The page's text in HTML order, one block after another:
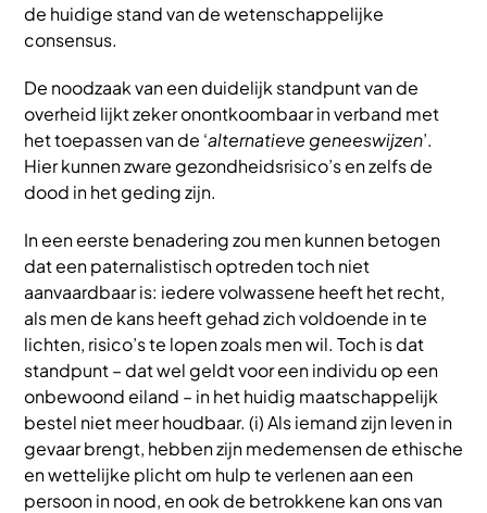
de huidige stand van de wetenschappelijke
consensus.
De noodzaak van een duidelijk standpunt van de
overheid lijkt zeker onontkoombaar in verband met
het toepassen van de ‘alternatieve geneeswijzen’.
Hier kunnen zware gezondheidsrisico’s en zelfs de
dood in het geding zijn.
In een eerste benadering zou men kunnen betogen
dat een paternalistisch optreden toch niet
aanvaardbaar is: iedere volwassene heeft het recht,
als men de kans heeft gehad zich voldoende in te
lichten, risico’s te lopen zoals men wil. Toch is dat
standpunt – dat wel geldt voor een individu op een
onbewoond eiland – in het huidig maatschappelijk
bestel niet meer houdbaar. (i) Als iemand zijn leven in
gevaar brengt, hebben zijn medemensen de ethische
en wettelijke plicht om hulp te verlenen aan een
persoon in nood, en ook de betrokkene kan ons van